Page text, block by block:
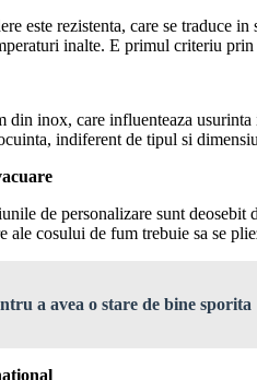
este rezistenta, care se
inalte. E primul criteriu
din inox, care influenteaza
indiferent de tipul si
de personalizare sunt
ale cosului de fum trebuie sa se
a avea o stare de bine sporita